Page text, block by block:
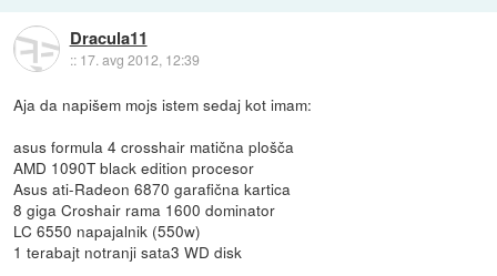
Dracula11
:: 17. avg 2012, 12:39
Aja da napišem mojs istem sedaj kot imam:
asus formula 4 crosshair matična plošča
AMD 1090T black edition procesor
Asus ati-Radeon 6870 garafična kartica
8 giga Croshair rama 1600 dominator
LC 6550 napajalnik (550w)
1 terabajt notranji sata3 WD disk